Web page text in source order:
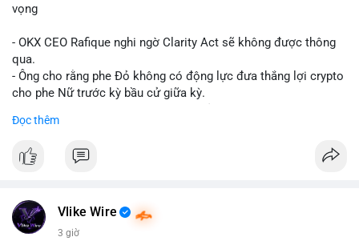
vọng
- OKX CEO Rafique nghi ngờ Clarity Act sẽ không được thông
qua.
- Ông cho rằng phe Đỏ không có động lực đưa thắng lợi crypto
cho phe Nữ trước kỳ bầu cử giữa kỳ.
hỗ trợ pháp lý.
$btc
Đọc thêm
Vlike Wire
3 giờ